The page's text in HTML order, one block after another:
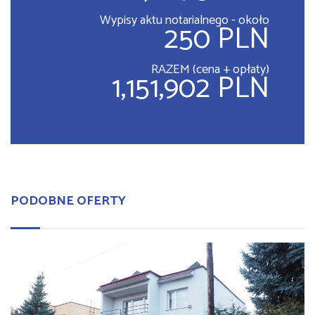
Wypisy aktu notarialnego - około
250 PLN
RAZEM (cena + opłaty)
1,151,902 PLN
PODOBNE OFERTY